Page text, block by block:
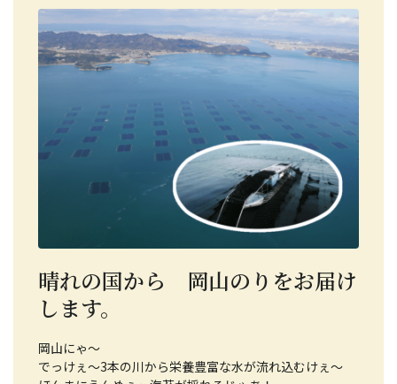
晴れの国から 岡山のりをお届け
します。
岡山にゃ～
でっけぇ～3本の川から栄養豊富な水が流れ込むけぇ～